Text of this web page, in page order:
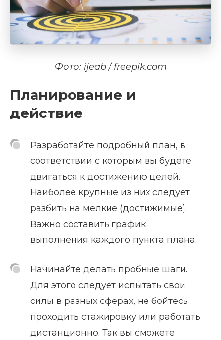
Фото: ijeab / freepik.com
Планирование и
действие
Разработайте подробный план, в
соответствии с которым вы будете
двигаться к достижению целей.
Наиболее крупные из них следует
разбить на мелкие (достижимые).
Важно составить график
выполнения каждого пункта плана.
Начинайте делать пробные шаги.
Для этого следует испытать свои
силы в разных сферах, не бойтесь
проходить стажировку или работать
дистанционно. Так вы сможете